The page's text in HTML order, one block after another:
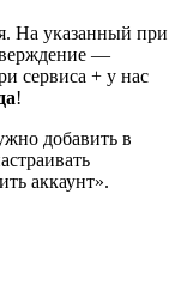
На указанный при
—
сервиса + у нас
!
добавить в
аккаунт».